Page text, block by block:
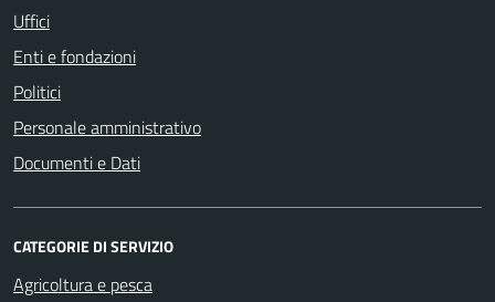
Uffici
Enti e fondazioni
Politici
Personale amministrativo
Documenti e Dati
CATEGORIE DI SERVIZIO
Agricoltura e pesca